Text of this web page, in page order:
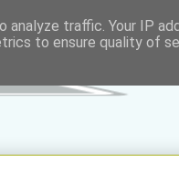
traffic. Your IP
to ensure quality of